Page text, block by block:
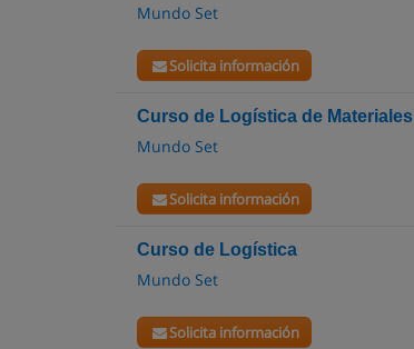
Mundo Set
Solicita información
Curso de Logística de Materiales
Mundo Set
Solicita información
Curso de Logística
Mundo Set
Solicita información